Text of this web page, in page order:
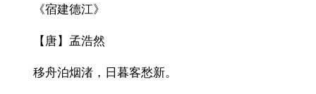
《宿建德江》
【唐】孟浩然
移舟泊烟渚，日暮客愁新。